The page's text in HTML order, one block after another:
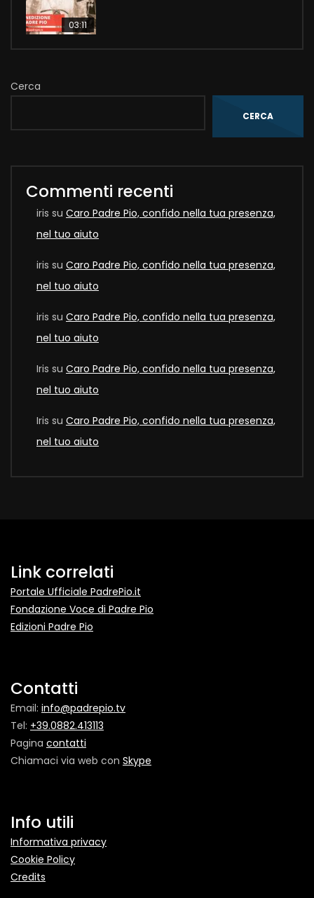
03:11
Cerca
CERCA
Commenti recenti
iris su Caro Padre Pio, confido nella tua presenza,
nel tuo aiuto
iris su Caro Padre Pio, confido nella tua presenza,
nel tuo aiuto
iris su Caro Padre Pio, confido nella tua presenza,
nel tuo aiuto
Iris su Caro Padre Pio, confido nella tua presenza,
nel tuo aiuto
Iris su Caro Padre Pio, confido nella tua presenza,
nel tuo aiuto
Link correlati
Portale Ufficiale PadrePio.it
Fondazione Voce di Padre Pio
Edizioni Padre Pio
Contatti
Email: info@padrepio.tv
Tel: +39.0882.413113
Pagina contatti
Chiamaci via web con Skype
Info utili
Informativa privacy
Cookie Policy
Credits